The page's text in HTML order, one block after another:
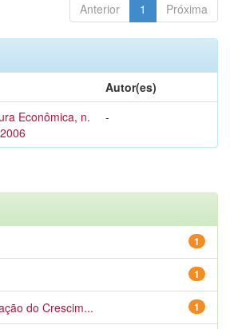
Anterior 1 Próxima
Autor(es)
Econômica, n.
-
1
1
1
do Crescim...